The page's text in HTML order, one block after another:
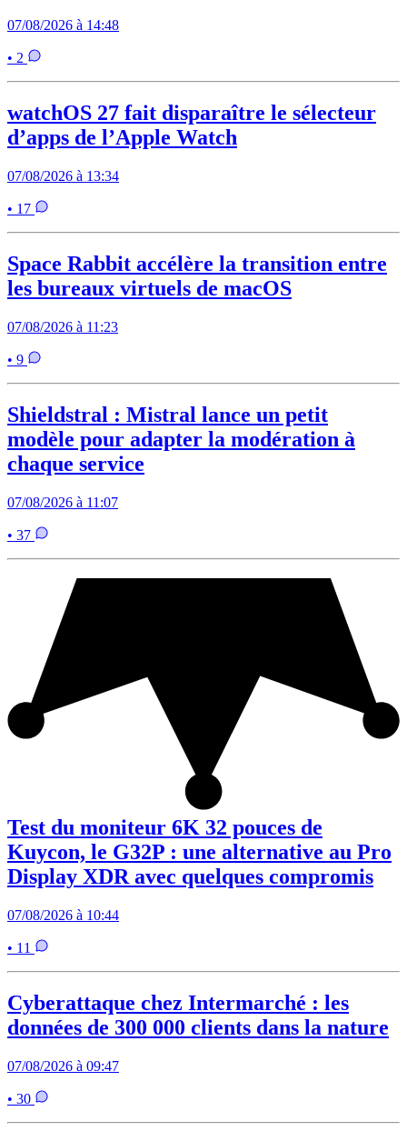
07/08/2026 à 14:48
• 2
watchOS 27 fait disparaître le sélecteur
d’apps de l’Apple Watch
07/08/2026 à 13:34
• 17
Space Rabbit accélère la transition entre
les bureaux virtuels de macOS
07/08/2026 à 11:23
• 9
Shieldstral : Mistral lance un petit
modèle pour adapter la modération à
chaque service
07/08/2026 à 11:07
• 37
Test du moniteur 6K 32 pouces de
Kuycon, le G32P : une alternative au Pro
Display XDR avec quelques compromis
07/08/2026 à 10:44
• 11
Cyberattaque chez Intermarché : les
données de 300 000 clients dans la nature
07/08/2026 à 09:47
• 30